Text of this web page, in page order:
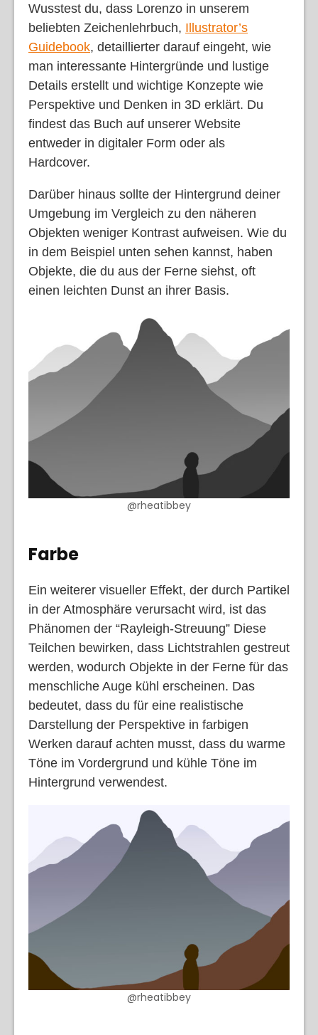
Wusstest du, dass Lorenzo in unserem
beliebten Zeichenlehrbuch, Illustrator’s
Guidebook, detaillierter darauf eingeht, wie
man interessante Hintergründe und lustige
Details erstellt und wichtige Konzepte wie
Perspektive und Denken in 3D erklärt. Du
findest das Buch auf unserer Website
entweder in digitaler Form oder als
Hardcover.
Darüber hinaus sollte der Hintergrund deiner
Umgebung im Vergleich zu den näheren
Objekten weniger Kontrast aufweisen. Wie du
in dem Beispiel unten sehen kannst, haben
Objekte, die du aus der Ferne siehst, oft
einen leichten Dunst an ihrer Basis.
@rheatibbey
Farbe
Ein weiterer visueller Effekt, der durch Partikel
in der Atmosphäre verursacht wird, ist das
Phänomen der “Rayleigh-Streuung” Diese
Teilchen bewirken, dass Lichtstrahlen gestreut
werden, wodurch Objekte in der Ferne für das
menschliche Auge kühl erscheinen. Das
bedeutet, dass du für eine realistische
Darstellung der Perspektive in farbigen
Werken darauf achten musst, dass du warme
Töne im Vordergrund und kühle Töne im
Hintergrund verwendest.
@rheatibbey